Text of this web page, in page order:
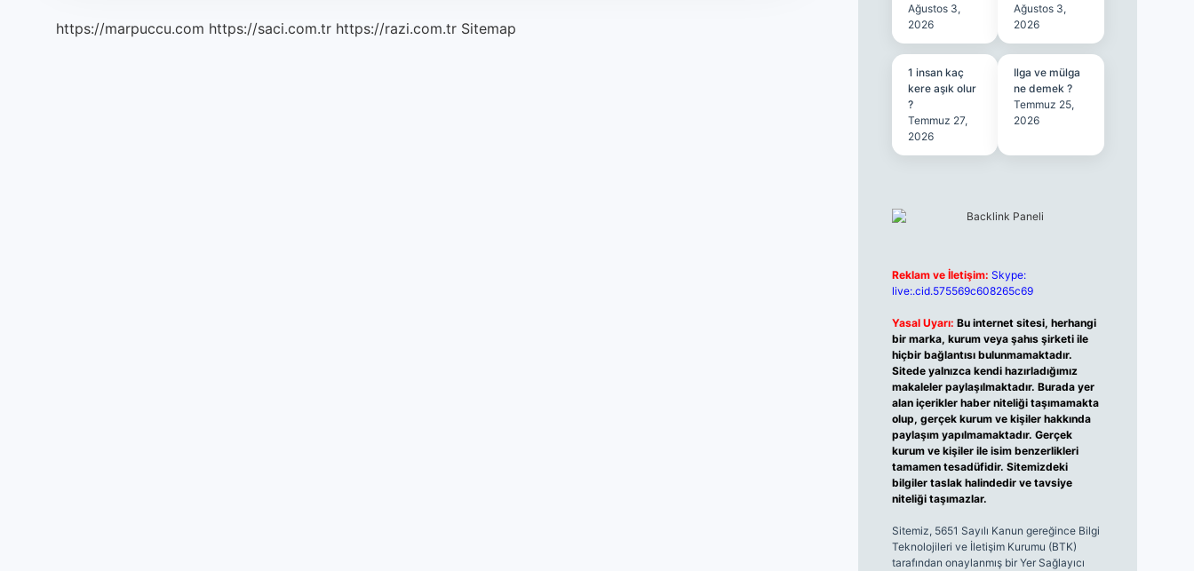
https://marpuccu.com https://saci.com.tr https://razi.com.tr Sitemap
Ağustos 3,
2026
Ağustos 3,
2026
1 insan kaç
kere aşık olur
?
Temmuz 27,
2026
Ilga ve mülga
ne demek ?
Temmuz 25,
2026
Reklam ve İletişim: Skype:
live:.cid.575569c608265c69
Yasal Uyarı: Bu internet sitesi, herhangi
bir marka, kurum veya şahıs şirketi ile
hiçbir bağlantısı bulunmamaktadır.
Sitede yalnızca kendi hazırladığımız
makaleler paylaşılmaktadır. Burada yer
alan içerikler haber niteliği taşımamakta
olup, gerçek kurum ve kişiler hakkında
paylaşım yapılmamaktadır. Gerçek
kurum ve kişiler ile isim benzerlikleri
tamamen tesadüfidir. Sitemizdeki
bilgiler taslak halindedir ve tavsiye
niteliği taşımazlar.
Sitemiz, 5651 Sayılı Kanun gereğince Bilgi
Teknolojileri ve İletişim Kurumu (BTK)
tarafından onaylanmış bir Yer Sağlayıcı